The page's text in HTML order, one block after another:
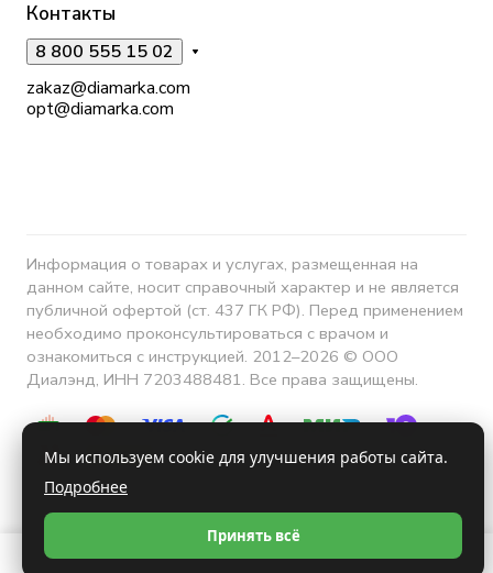
Контакты
8 800 555 15 02
zakaz@diamarka.com
opt@diamarka.com
Информация о товарах и услугах, размещенная на
данном сайте, носит справочный характер и не является
публичной офертой (ст. 437 ГК РФ). Перед применением
необходимо проконсультироваться с врачом и
ознакомиться с инструкцией. 2012–2026 © ООО
Диалэнд, ИНН 7203488481. Все права защищены.
Конфиденциальность
Мы используем cookie для улучшения работы сайта.
Подробнее
Принять всё